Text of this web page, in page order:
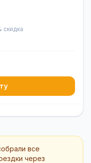
скидка
все
через